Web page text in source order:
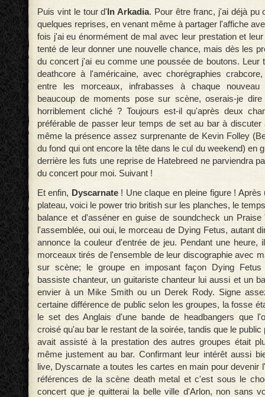
Puis vint le tour d'In Arkadia. Pour être franc, j'ai déjà pu
quelques reprises, en venant même à partager l'affiche
fois j'ai eu énormément de mal avec leur prestation et
tenté de leur donner une nouvelle chance, mais dès les
du concert j'ai eu comme une poussée de boutons. Leur
deathcore à l'américaine, avec chorégraphies
entre les morceaux, infrabasses à chaque
beaucoup de moments pose sur scène, oserais-je
horriblement cliché ? Toujours est-il qu'après deux
préférable de passer leur temps de set au bar à
même la présence assez surprenante de Kevin Folley
du fond qui ont encore la tête dans le cul du weekend) en
derrière les futs une reprise de Hatebreed ne parviendra
du concert pour moi. Suivant !
Et enfin, Dyscarnate ! Une claque en pleine figure ! Après
plateau, voici le power trio british sur les planches, le
balance et d'asséner en guise de soundcheck un Praise
l'assemblée, oui oui, le morceau de Dying Fetus, autant
annonce la couleur d'entrée de jeu. Pendant une heure,
morceaux tirés de l'ensemble de leur discographie avec
sur scène; le groupe en imposant façon Dying
bassiste chanteur, un guitariste chanteur lui aussi et un
envier à un Mike Smith ou un Derek Rody. Signe
certaine différence de public selon les groupes, la fosse
le set des Anglais d'une bande de headbangers que
croisé qu'au bar le restant de la soirée, tandis que le public
avait assisté à la prestation des autres groupes était
même justement au bar. Confirmant leur intérêt aussi
live, Dyscarnate a toutes les cartes en main pour devenir
références de la scène death metal et c'est sous le
concert que je quitterai la belle ville d'Arlon, non sans